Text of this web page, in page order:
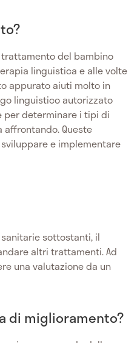
del bambino
linguistica e alle volte
appurato aiuti molto in
linguistico autorizzato
per determinare i tipi di
Queste
e implementare
sottostanti, il
altri trattamenti. Ad
una valutazione da un
di miglioramento?